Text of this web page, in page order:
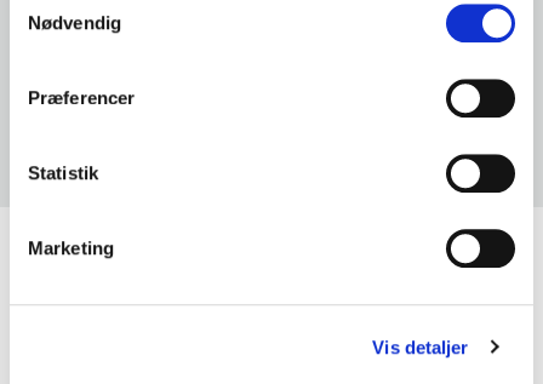
Nødvendig
Præferencer
Statistik
Marketing
Vis detaljer
Næste